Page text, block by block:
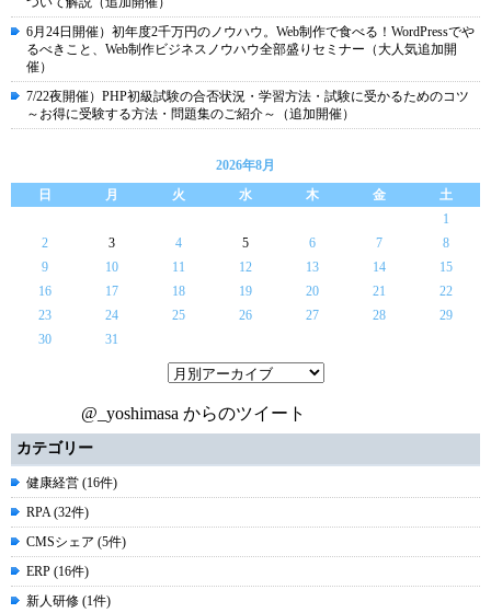
6月24日開催）初年度2千万円のノウハウ。Web制作で食べる！WordPressでや
るべきこと、Web制作ビジネスノウハウ全部盛りセミナー（大人気追加開
催）
7/22夜開催）PHP初級試験の合否状況・学習方法・試験に受かるためのコツ
～お得に受験する方法・問題集のご紹介～（追加開催）
2026年8月
日
月 火 水 木 金
土
1
2
3 4 5 6 7
8
9
10 11 12 13 14
15
16
17 18 19 20 21
22
23
24 25 26 27 28
29
30
31
@_yoshimasa からのツイート
カテゴリー
健康経営 (16件)
RPA (32件)
CMSシェア (5件)
ERP (16件)
新人研修 (1件)